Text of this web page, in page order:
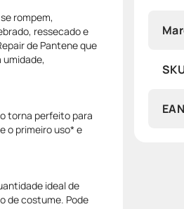
rompem,
ressecado e
de Pantene que
torna perfeito para
o primeiro uso* e
ideal de
de costume. Pode
EAN